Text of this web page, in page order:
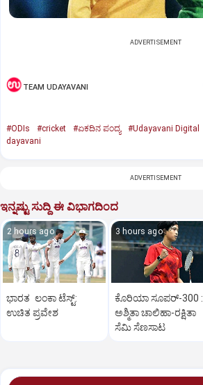
ADVERTISEMENT
TEAM UDAYAVANI
#ODIs #cricket #ಏಕದಿನ ಪಂದ್ಯ #Udayavani Digital
dayavani
ADVERTISEMENT
ಇನ್ನಷ್ಟು ಸುದ್ದಿ ಈ ವಿಭಾಗದಿಂದ
2 hours ago
ಭಾರತ ಲಂಕಾ ಟೆಸ್ಟ್:
ಉಚಿತ ಪ್ರವೇಶ
3 hours ago
ಕೊರಿಯಾ ಸೂಪರ್‌-300 :
ಅಶ್ಮಿತಾ ಚಾಲಿಹಾ-ರಕ್ಷಿತಾ
ಸೆಮಿ ಸೆಣಸಾಟ